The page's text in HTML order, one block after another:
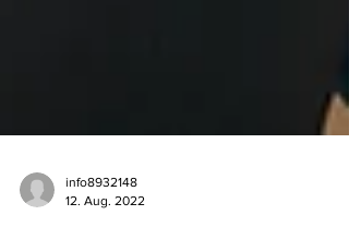
info8932148